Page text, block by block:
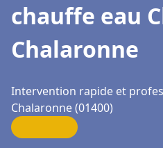
chauffe eau
Chalaronne
Intervention rapide et
Chalaronne (01400)